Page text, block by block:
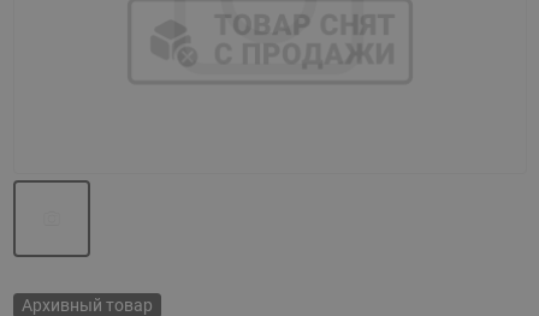
Архивный товар